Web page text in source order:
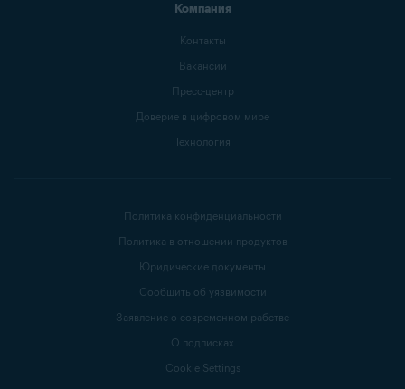
Компания
Контакты
Вакансии
Пресс-центр
Доверие в цифровом мире
Технология
Политика конфиденциальности
Политика в отношении продуктов
Юридические документы
Сообщить об уязвимости
Заявление о современном рабстве
О подписках
Cookie Settings